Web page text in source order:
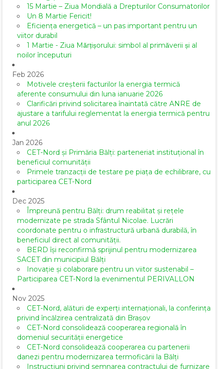
15 Martie – Ziua Mondială a Drepturilor Consumatorilor
Un 8 Martie Fericit!
Eficiența energetică – un pas important pentru un
viitor durabil
1 Martie - Ziua Mărțișorului: simbol al primăverii și al
noilor începuturi
Feb 2026
Motivele creșterii facturilor la energia termică
aferente consumului din luna ianuarie 2026
Clarificări privind solicitarea înaintată către ANRE de
ajustare a tarifului reglementat la energia termică pentru
anul 2026
Jan 2026
CET-Nord și Primăria Bălți: parteneriat instituțional în
beneficiul comunității
Primele tranzacții de testare pe piața de echilibrare, cu
participarea CET-Nord
Dec 2025
Împreună pentru Bălți: drum reabilitat și rețele
modernizate pe strada Sfântul Nicolae. Lucrări
coordonate pentru o infrastructură urbană durabilă, în
beneficiul direct al comunității.
BERD își reconfirmă sprijinul pentru modernizarea
SACET din municipiul Bălți
Inovație și colaborare pentru un viitor sustenabil –
Participarea CET-Nord la evenimentul PERIVALLON
Nov 2025
CET-Nord, alături de experți internaționali, la conferința
privind încălzirea centralizată din Brașov
CET-Nord consolidează cooperarea regională în
domeniul securității energetice
CET-Nord consolidează cooperarea cu partenerii
danezi pentru modernizarea termoficării la Bălți
Instrucțiuni privind semnarea contractului de furnizare